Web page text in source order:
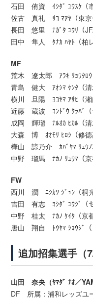
石田 侑資 ｲｼﾀﾞ ﾕｳｽｹ（市
佐古 真礼 ｻｺ ﾏｱﾔ（東京
長田 悠里 ﾅｶﾞﾀ ﾕｳﾘ（
田中 隼人 ﾀﾅｶ ﾊﾔﾄ（柏レ
MF
荒木 遼太郎 ｱﾗｷ ﾘｮｳﾀﾛｳ
青島 健大 ｱｵｼﾏ ｹﾝﾀ（清
横川 旦陽 ﾖｺﾔﾏ ｱｻﾋ（湘
近藤 蔵波 ｺﾝﾄﾞｳ ｸﾗﾊﾞ（
成岡 輝瑠 ﾅﾙｵｶ ﾋｶﾙ（清
大森 博 ｵｵﾓﾘ ﾋﾛｼ（修徳
樺山 諒乃介 ｶﾊﾞﾔﾏ ﾘｭｳﾉｽ
中野 瑠馬 ﾅｶﾉ ﾘｭｳﾏ（京
FW
西川 潤 ﾆｼｶﾜ ｼﾞｭﾝ（桐光
吉田 有志 ﾖｼﾀﾞ ﾕｳｼﾞ（
中野 桂太 ﾅｶﾉ ｹｲﾀ（京都
唐山 翔自 ﾄｳﾔﾏ ｼｮｳｼﾞ（
追加招集選手（
山田 奈央（ﾔﾏﾀﾞ ﾅｵ／
DF 所属：浦和レッズ